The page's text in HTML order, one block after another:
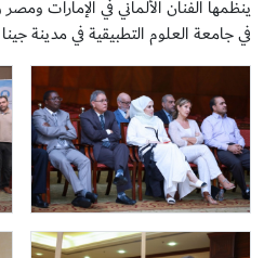
ينظمها الفنان الألماني في الإمارات
في جامعة العلوم التطبيقية في مدينة جينا